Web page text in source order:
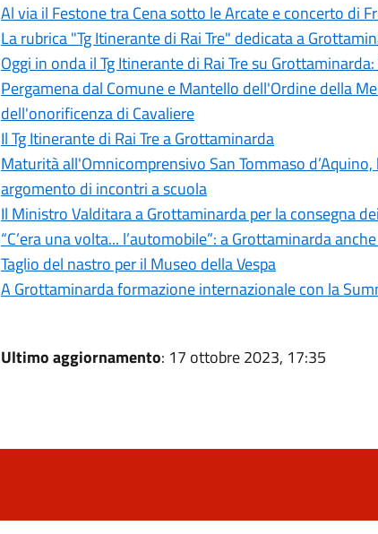
Al via il Festone tra Cena sotto le Arcate e concerto di
La rubrica "Tg Itinerante di Rai Tre" dedicata a
Oggi in onda il Tg Itinerante di Rai Tre su
Pergamena dal Comune e Mantello dell'Ordine della
dell'onorificenza di Cavaliere
Il Tg Itinerante di Rai Tre a Grottaminarda
Maturità all'Omnicomprensivo San Tommaso
argomento di incontri a scuola
Il Ministro Valditara a Grottaminarda per la consegna
“C’era una volta... l’automobile”: a Grottaminarda
Taglio del nastro per il Museo della Vespa
A Grottaminarda formazione internazionale con la
Ultimo aggiornamento: 17 ottobre 2023, 17:35